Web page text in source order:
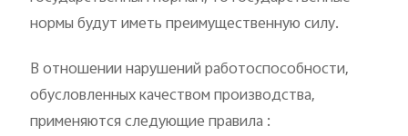
нормы будут иметь преимущественную силу.
В отношении нарушений работоспособности,
обусловленных качеством производства,
применяются следующие правила :